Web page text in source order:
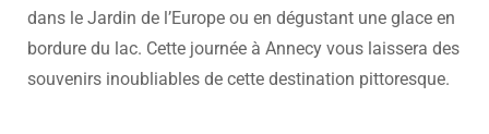
dans le Jardin de l’Europe ou en dégustant une glace en
bordure du lac. Cette journée à Annecy vous laissera des
souvenirs inoubliables de cette destination pittoresque.